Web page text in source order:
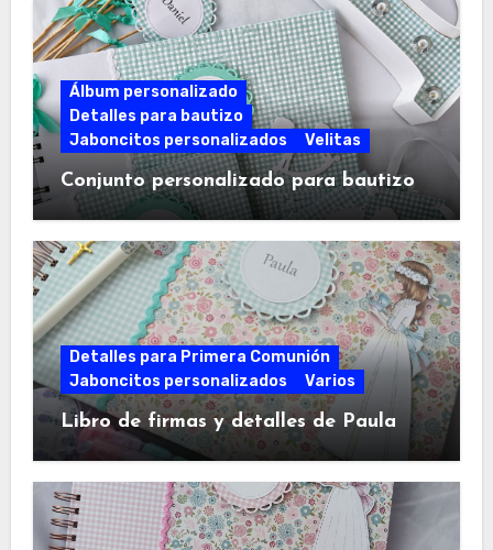
Álbum personalizado
Detalles para bautizo
Jaboncitos personalizados
Velitas
Conjunto personalizado para bautizo
Detalles para Primera Comunión
Jaboncitos personalizados
Varios
Libro de firmas y detalles de Paula